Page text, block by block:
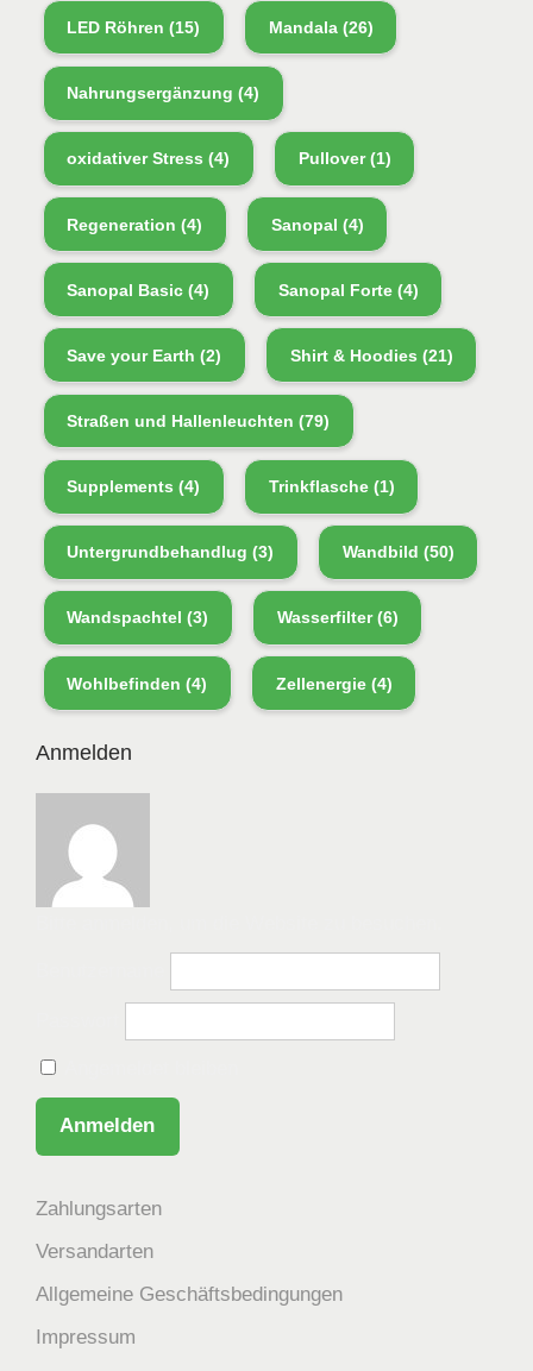
LED Röhren (15) Mandala(26)
Nahrungsergänzung (4)
oxidativer Stress (4) Pullover(1)
Regeneration (4) Sanopal (4)
Sanopal Basic (4) Sanopal Forte(4)
Save your Earth (2) Shirt & Hoodies (21)
Straßen und Hallenleuchten (79)
Supplements (4) Trinkflasche(1)
Untergrundbehandlug (3) Wandbild (50)
Wandspachtel (3) Wasserfilter(6)
Wohlbefinden (4) Zellenergie(4)
Anmelden
Zahlungsarten
Versandarten
Allgemeine Geschäftsbedingungen
Impressum